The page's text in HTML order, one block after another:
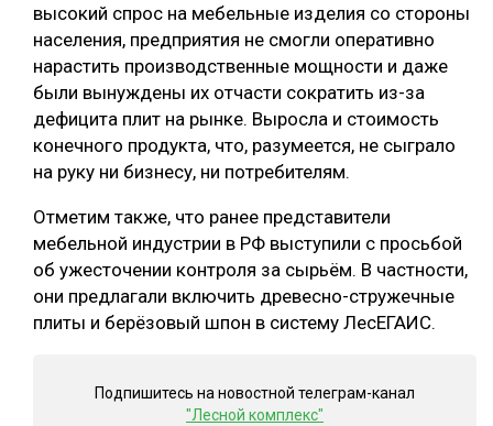
высокий спрос на мебельные изделия со стороны
населения, предприятия не смогли оперативно
нарастить производственные мощности и даже
были вынуждены их отчасти сократить из-за
дефицита плит на рынке. Выросла и стоимость
конечного продукта, что, разумеется, не сыграло
на руку ни бизнесу, ни потребителям.
Отметим также, что ранее представители
мебельной индустрии в РФ выступили с просьбой
об ужесточении контроля за сырьём. В частности,
они предлагали включить древесно-стружечные
плиты и берёзовый шпон в систему ЛесЕГАИС.
Подпишитесь на новостной телеграм-канал
"Лесной комплекс"